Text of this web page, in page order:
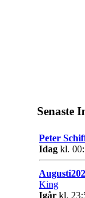
Senaste
Peter
Idag kl.
King
Igår kl.